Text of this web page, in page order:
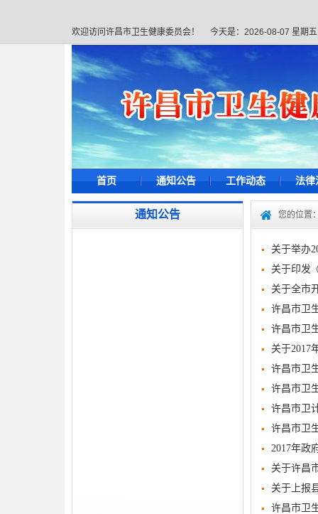
欢迎访问许昌市卫生健康委员会！ 今天是： 2026-08-07 星期五
首页 通知公告 工作动态 法律
通知公告 您的位置
关于举办
关于印发
关于全市
许昌市卫
许昌市卫
关于2017
许昌市卫
许昌市卫
许昌市卫
许昌市卫
2017年政
关于许昌
关于上报
许昌市卫